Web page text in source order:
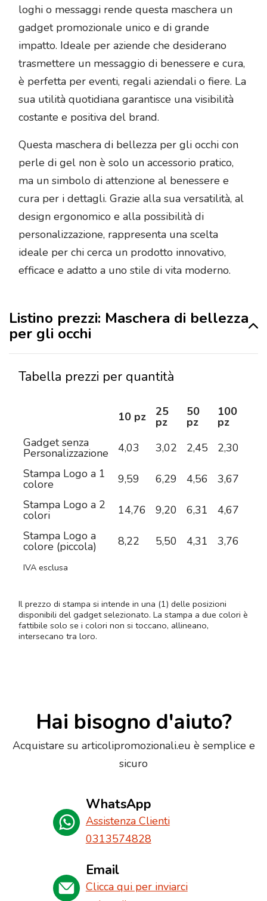
loghi o messaggi rende questa maschera un
gadget promozionale unico e di grande
impatto. Ideale per aziende che desiderano
trasmettere un messaggio di benessere e cura,
è perfetta per eventi, regali aziendali o fiere. La
sua utilità quotidiana garantisce una visibilità
costante e positiva del brand.
Questa maschera di bellezza per gli occhi con
perle di gel non è solo un accessorio pratico,
ma un simbolo di attenzione al benessere e
cura per i dettagli. Grazie alla sua versatilità, al
design ergonomico e alla possibilità di
personalizzazione, rappresenta una scelta
ideale per chi cerca un prodotto innovativo,
efficace e adatto a uno stile di vita moderno.
Listino prezzi: Maschera di bellezza
per gli occhi
Tabella prezzi per quantità
10 pz 25
pz
50
pz
100
pz
Gadget senza
Personalizzazione 4,03 3,02 2,45 2,30
Stampa Logo a 1
colore 9,59 6,29 4,56 3,67
Stampa Logo a 2
colori 14,76 9,20 6,31 4,67
Stampa Logo a
colore (piccola) 8,22 5,50 4,31 3,76
IVA esclusa
Il prezzo di stampa si intende in una (1) delle posizioni
disponibili del gadget selezionato. La stampa a due colori è
fattibile solo se i colori non si toccano, allineano,
intersecano tra loro.
Hai bisogno d'aiuto?
Acquistare su articolipromozionali.eu è semplice e
sicuro
WhatsApp
Assistenza Clienti
0313574828
Email
Clicca qui per inviarci